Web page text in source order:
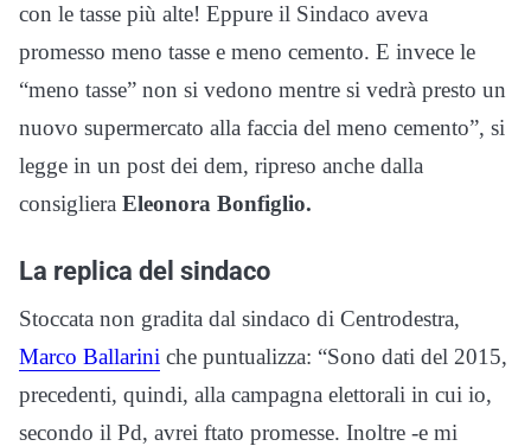
con le tasse più alte! Eppure il Sindaco aveva
promesso meno tasse e meno cemento. E invece le
“meno tasse” non si vedono mentre si vedrà presto un
nuovo supermercato alla faccia del meno cemento”, si
legge in un post dei dem, ripreso anche dalla
consigliera Eleonora Bonfiglio.
La replica del sindaco
Stoccata non gradita dal sindaco di Centrodestra,
Marco Ballarini che puntualizza: “Sono dati del 2015,
precedenti, quindi, alla campagna elettorali in cui io,
secondo il Pd, avrei ftato promesse. Inoltre -e mi